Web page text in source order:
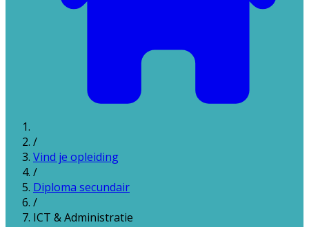
/
Vind je opleiding
/
Diploma secundair
/
ICT & Administratie